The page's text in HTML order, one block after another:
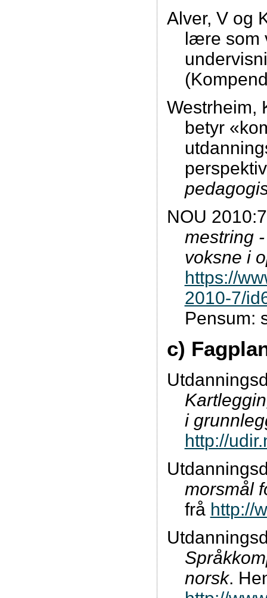
Alver, V og
lære som
Westrheim,
betyr
NOU
mestring
voksne i
https://
2010-7/
Pensum:
c)
i
http://
morsmål
frå http://
norsk.